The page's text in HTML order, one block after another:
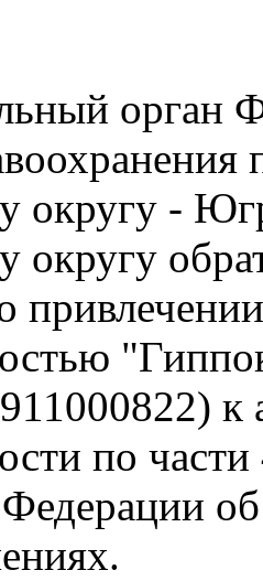
орган
округу -
округу
к
по